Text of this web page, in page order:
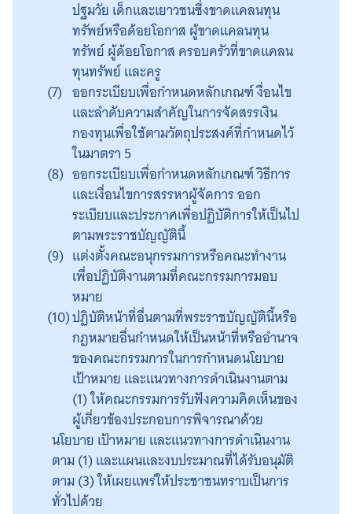
for:
ปฐมวัย เด็กและเยาวชนซึ่งขาดแคลนทุน
ทรัพย์หรือด้อยโอกาส ผู้ขาดแคลนทุน
ทรัพย์ ผู้ด้อยโอกาส ครอบครัวที่ขาดแคลน
ทุนทรัพย์ และครู
ออกระเบียบเพื่อกำหนดหลักเกณฑ์ งื่อนไข
และลำดับความสำคัญในการจัดสรรเงิน
กองทุนเพื่อใช้ตามวัตถุประสงค์ที่กำหนดไว้
ในมาตรา 5
ออกระเบียบเพื่อกำหนดหลักเกณฑ์ วิธีการ
และเงื่อนไขการสรรหาผู้จัดการ ออก
ระเบียบและประกาศเพื่อปฏิบัติการให้เป็นไป
ตามพระราชบัญญัตินี้
แต่งตั้งคณะอนุกรรมการหรือคณะทำงาน
เพื่อปฏิบัติงานตามที่คณะกรรมการมอบ
หมาย
ปฏิบัติหน้าที่อื่นตามที่พระราชบัญญัตินี้หรือ
กฎหมายอื่นกำหนดให้เป็นหน้าที่หรืออำนาจ
ของคณะกรรมการในการกำหนดนโยบาย
เป้าหมาย และแนวทางการดำเนินงานตาม
(1) ให้คณะกรรมการรับฟังความคิดเห็นของ
ผู้เกี่ยวข้องประกอบการพิจารณาด้วย
นโยบาย เป้าหมาย และแนวทางการดำเนินงาน
ตาม (1) และแผนและงบประมาณที่ได้รับอนุมัติ
ตาม (3) ให้เผยแพร่ให้ประชาชนทราบเป็นการ
ทั่วไปด้วย